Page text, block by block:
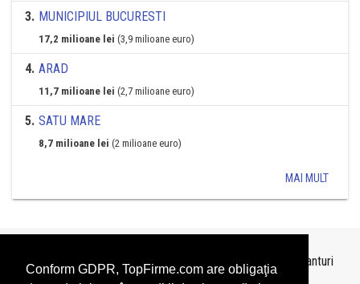
Conform GDPR, TopFirme.com are obligaţia
3. MUNICIPIUL BUCURESTI
17,2 milioane lei (3,9 milioane euro)
4. ARAD
11,7 milioane lei (2,7 milioane euro)
5. SATU MARE
8,7 milioane lei (2 milioane euro)
MAI MULT
Topurile sunt realizate deTopFirme
pe baza ultimelor bilanturi
depuse si au scop informativ.